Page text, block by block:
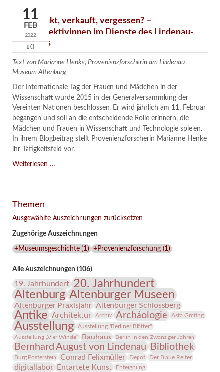
11
FEB
2022
0
Verschenkt, verkauft, vergessen? –
Kunstdetektivinnen im Dienste des Lindenau-
Museums
Text von Marianne Henke, Provenienzforscherin am Lindenau-
Museum Altenburg
Der Internationale Tag der Frauen und Mädchen in der
Wissenschaft wurde 2015 in der Generalversammlung der
Vereinten Nationen beschlossen. Er wird jährlich am 11. Februar
begangen und soll an die entscheidende Rolle erinnern, die
Mädchen und Frauen in Wissenschaft und Technologie spielen.
In ihrem Blogbeitrag stellt Provenienzforscherin Marianne Henke
ihr Tätigkeitsfeld vor.
Weiterlesen …
im
des
Lindenau-
Themen
Ausgewählte Auszeichnungen zurücksetzen
Zugehörige Auszeichnungen
+Museumsgeschichte(1 ) +Provenienzforschung(1 )
Alle Auszeichnungen (106)
19. Jahrhundert 20. Jahrhundert
Altenburg Altenburger Museen
Altenburger Praxisjahr Altenburger Schlossberg
Antike Architektur Archiv Archäologie Asta Gröting
Ausstellung
Ausstellung "Berliner Blätter"
Ausstellung „Vier Winde“
Bauhaus Berlin in den Zwanziger Jahren
Bernhard August von Lindenau Bibliothek
Burg Posterstein Conrad Felixmüller Depot Der Blaue Reiter
digitallabor Entartete Kunst
Enteignung